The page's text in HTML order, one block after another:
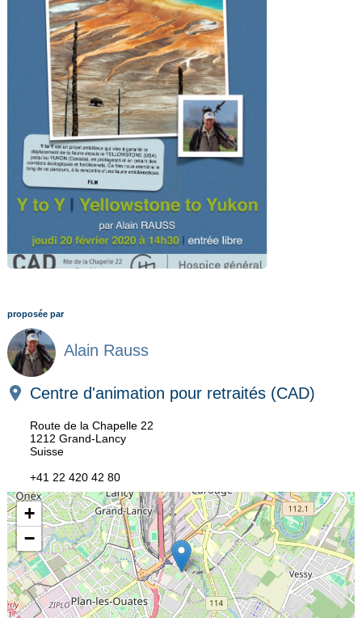
proposée par
Alain Rauss
Centre d'animation pour retraités (CAD)
Route de la Chapelle 22
1212 Grand-Lancy
Suisse
+41 22 420 42 80
+
−